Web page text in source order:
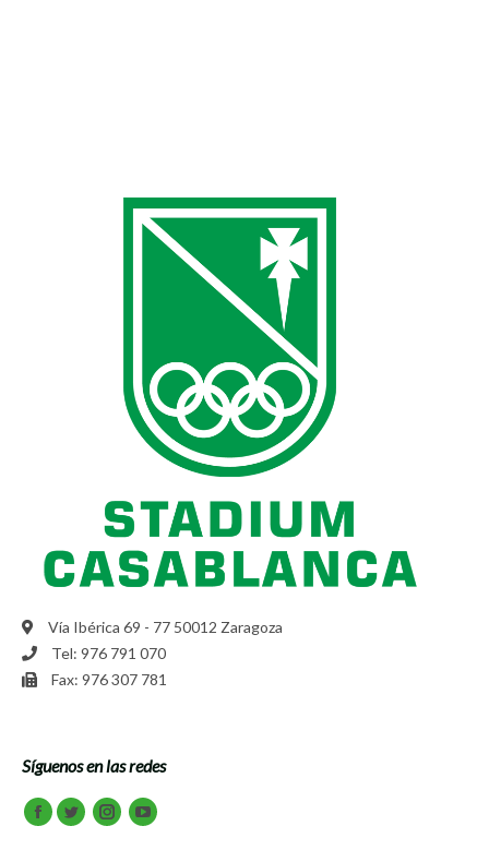
Vía Ibérica 69 - 77 50012 Zaragoza
Tel: 976 791 070
Fax: 976 307 781
Síguenos en las redes
Encuéntranos en:
Facebook
TwitterInstagramYoutube